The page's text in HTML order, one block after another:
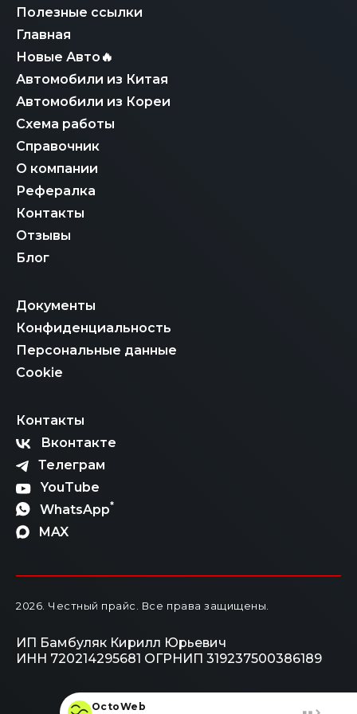
AMG.
максимально безопасным и выгодным для вас.
Полезные ссылки
Главная
Новые Авто🔥
Автомобили из Китая
Автомобили из Кореи
Схема работы
Справочник
О компании
Рефералка
Контакты
Отзывы
Блог
Документы
Конфиденциальность
Персональные данные
Cookie
Контакты
Вконтакте
Телеграм
YouTube
WhatsApp*
MAX
2026. Честный прайс. Все права защищены.
ИП Бамбуляк Кирилл Юрьевич
ИНН 720214295681 ОГРНИП 319237500386189
OctoWeb